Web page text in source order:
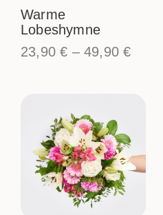
Warme
Lobeshymne
23,90€ –49,90€